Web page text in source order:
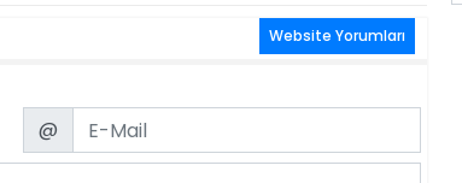
Website Yorumları
Email
@